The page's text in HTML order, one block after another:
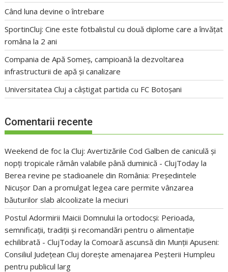
Când luna devine o întrebare
SportinCluj: Cine este fotbalistul cu două diplome care a învățat
româna la 2 ani
Compania de Apă Someș, campioană la dezvoltarea
infrastructurii de apă și canalizare
Universitatea Cluj a câștigat partida cu FC Botoșani
Comentarii recente
Weekend de foc la Cluj: Avertizările Cod Galben de caniculă și
nopți tropicale rămân valabile până duminică - ClujToday la
Berea revine pe stadioanele din România: Președintele
Nicușor Dan a promulgat legea care permite vânzarea
băuturilor slab alcoolizate la meciuri
Postul Adormirii Maicii Domnului la ortodocși: Perioada,
semnificații, tradiții și recomandări pentru o alimentație
echilibrată - ClujToday laComoară ascunsă din Munții Apuseni:
Consiliul Județean Cluj dorește amenajarea Peșterii Humpleu
pentru publicul larg